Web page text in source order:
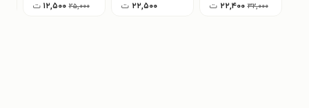
۳۲,۰۰۰ ۲۲,۴۰۰ ت
۲۲,۵۰۰ ت ۲۵,۰۰۰ ۱۲,۵۰۰ ت